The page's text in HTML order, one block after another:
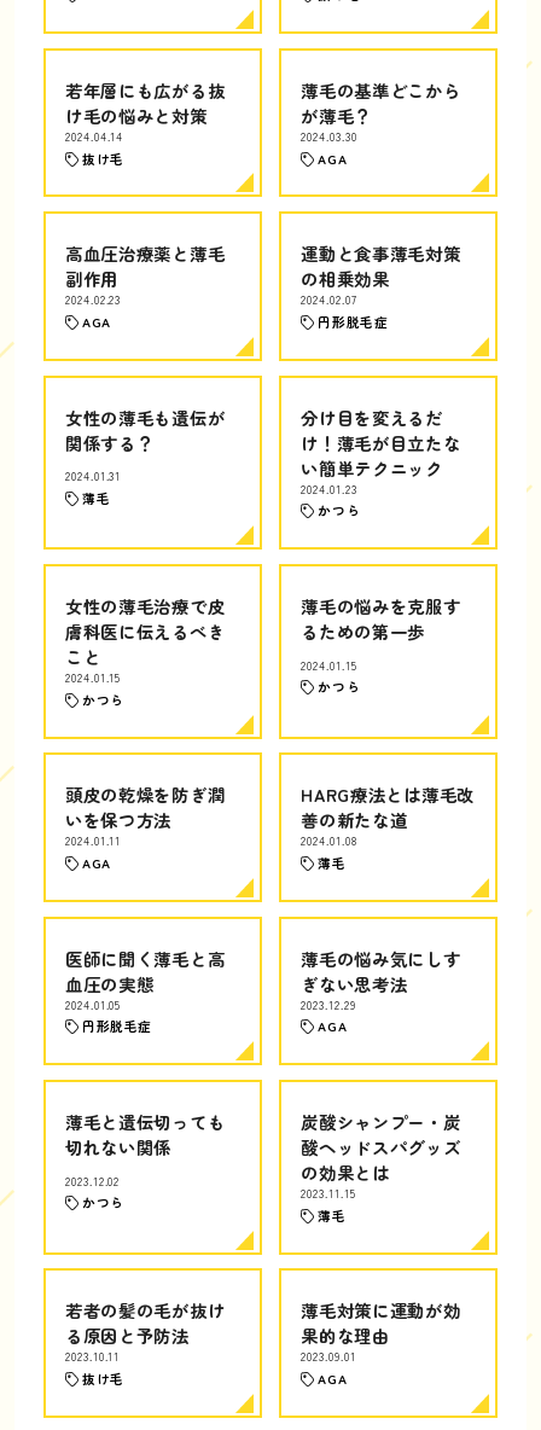
若年層にも広がる抜
け毛の悩みと対策
2024.04.14
抜け毛
薄毛の基準どこから
が薄毛？
2024.03.30
AGA
高血圧治療薬と薄毛
副作用
2024.02.23
AGA
運動と食事薄毛対策
の相乗効果
2024.02.07
円形脱毛症
女性の薄毛も遺伝が
関係する？
2024.01.31
薄毛
分け目を変えるだ
け！薄毛が目立たな
い簡単テクニック
2024.01.23
かつら
女性の薄毛治療で皮
膚科医に伝えるべき
こと
2024.01.15
かつら
薄毛の悩みを克服す
るための第一歩
2024.01.15
かつら
頭皮の乾燥を防ぎ潤
いを保つ方法
2024.01.11
AGA
HARG療法とは薄毛改
善の新たな道
2024.01.08
薄毛
医師に聞く薄毛と高
血圧の実態
2024.01.05
円形脱毛症
薄毛の悩み気にしす
ぎない思考法
2023.12.29
AGA
薄毛と遺伝切っても
切れない関係
2023.12.02
かつら
炭酸シャンプー・炭
酸ヘッドスパグッズ
の効果とは
2023.11.15
薄毛
若者の髪の毛が抜け
る原因と予防法
2023.10.11
抜け毛
薄毛対策に運動が効
果的な理由
2023.09.01
AGA